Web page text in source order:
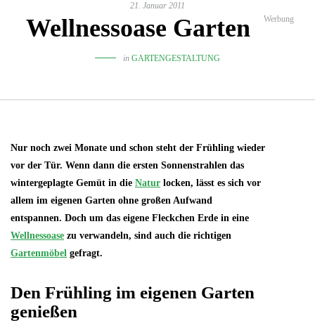
21. Januar 2011
Wellnessoase Garten Werbung
in GARTENGESTALTUNG
Nur noch zwei Monate und schon steht der Frühling wieder
vor der Tür. Wenn dann die ersten Sonnenstrahlen das
wintergeplagte Gemüt in die Natur locken, lässt es sich vor
allem im eigenen Garten ohne großen Aufwand
entspannen. Doch um das eigene Fleckchen Erde in eine
Wellnessoase zu verwandeln, sind auch die richtigen
Gartenmöbel gefragt.
Den Frühling im eigenen Garten
genießen